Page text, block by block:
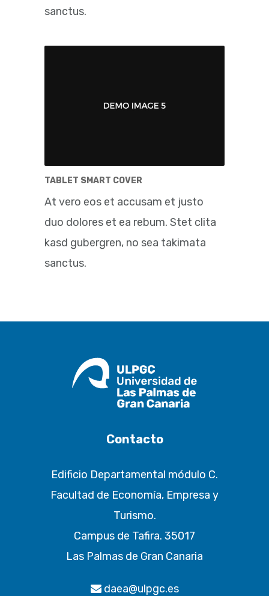
sanctus.
TABLET SMART COVER
At vero eos et accusam et justo
duo dolores et ea rebum. Stet clita
kasd gubergren, no sea takimata
sanctus.
Contacto
Edificio Departamental módulo C.
Facultad de Economía, Empresa y
Turismo.
Campus de Tafira. 35017
Las Palmas de Gran Canaria
daea@ulpgc.es